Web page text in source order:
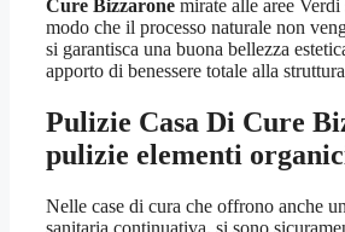
Cure Bizzarone mirate alle aree
modo che il processo naturale non
si garantisca una buona bellezza
apporto di benessere totale alla
Pulizie Casa Di Cure
pulizie elementi
Nelle case di cura che offrono anche